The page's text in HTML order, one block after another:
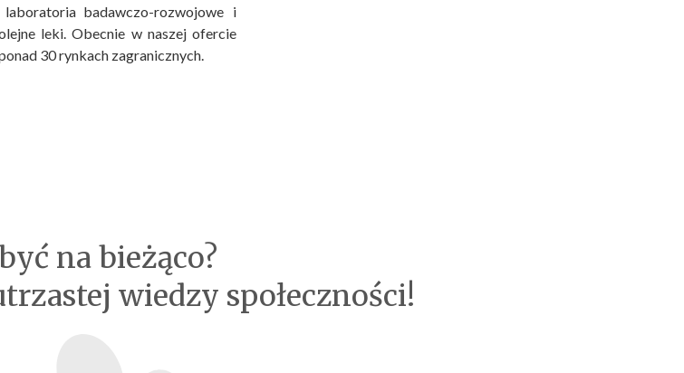
laboratoria badawczo-rozwojowe i
leki. Obecnie w naszej ofercie
30 rynkach zagranicznych.
na bieżąco?
wiedzy społeczności!